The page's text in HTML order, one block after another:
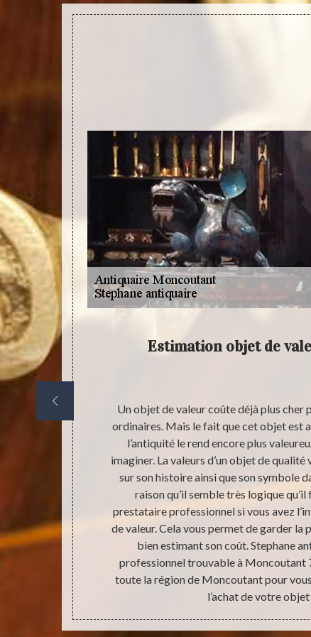
Revivre
dans
Estimation objet de
Un objet de valeur coûte déjà plus cher
ordinaires. Mais le fait que cet objet est
l’antiquité le rend encore plus
imaginer. La valeurs d’un objet de
sur son histoire ainsi que son symbole
raison qu’il semble très logique
prestataire professionnel si vous avez
de valeur. Cela vous permet de garder
bien estimant son coût. Stephane
professionnel trouvable à Moncoutant
toute la région de Moncoutant pour
l’achat de votre